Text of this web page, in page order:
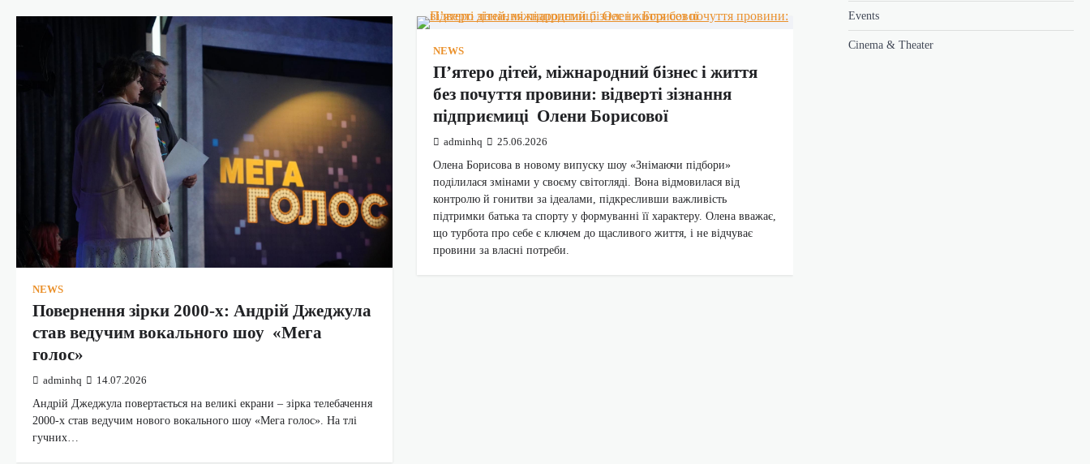
NEWS
Повернення зірки 2000-х: Андрій Джеджула
став ведучим вокального шоу «Мега
голос»
adminhq 14.07.2026
Андрій Джеджула повертається на великі екрани – зірка телебачення
2000-х став ведучим нового вокального шоу «Мега голос». На тлі
гучних…
NEWS
П’ятеро дітей, міжнародний бізнес і життя
без почуття провини: відверті зізнання
підприємиці Олени Борисової
adminhq 25.06.2026
Олена Борисова в новому випуску шоу «Знімаючи підбори»
поділилася змінами у своєму світогляді. Вона відмовилася від
контролю й гонитви за ідеалами, підкресливши важливість
підтримки батька та спорту у формуванні її характеру. Олена вважає,
що турбота про себе є ключем до щасливого життя, і не відчуває
провини за власні потреби.
Events
Cinema & Theater